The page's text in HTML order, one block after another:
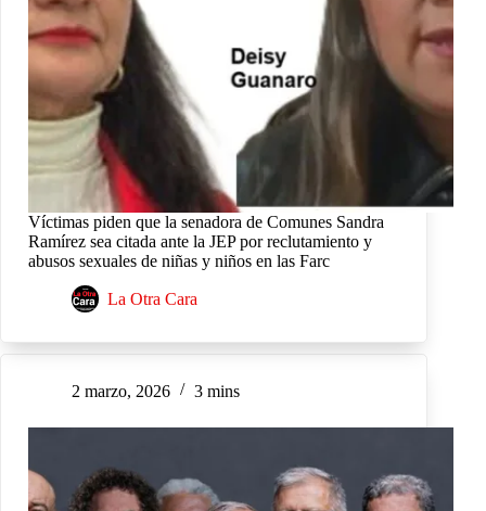
Víctimas piden que la senadora de Comunes Sandra
Ramírez sea citada ante la JEP por reclutamiento y
abusos sexuales de niñas y niños en las Farc
La Otra Cara
2 marzo, 2026 3 mins